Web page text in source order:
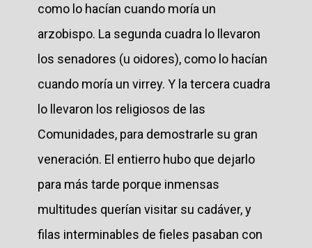
como lo hacían cuando moría un
arzobispo. La segunda cuadra lo llevaron
los senadores (u oidores), como lo hacían
cuando moría un virrey. Y la tercera cuadra
lo llevaron los religiosos de las
Comunidades, para demostrarle su gran
veneración. El entierro hubo que dejarlo
para más tarde porque inmensas
multitudes querían visitar su cadáver, y
filas interminables de fieles pasaban con